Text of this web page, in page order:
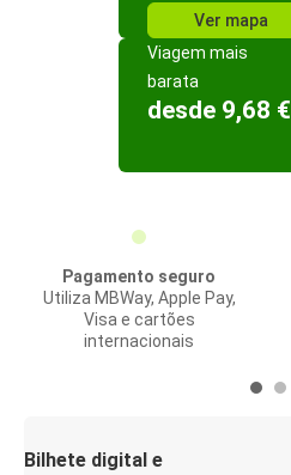
Ver mapa
Viagem mais
barata
desde 9,68 €
Pagamento seguro
Utiliza MBWay, Apple Pay,
Visa e cartões
internacionais
Bilhete digital e